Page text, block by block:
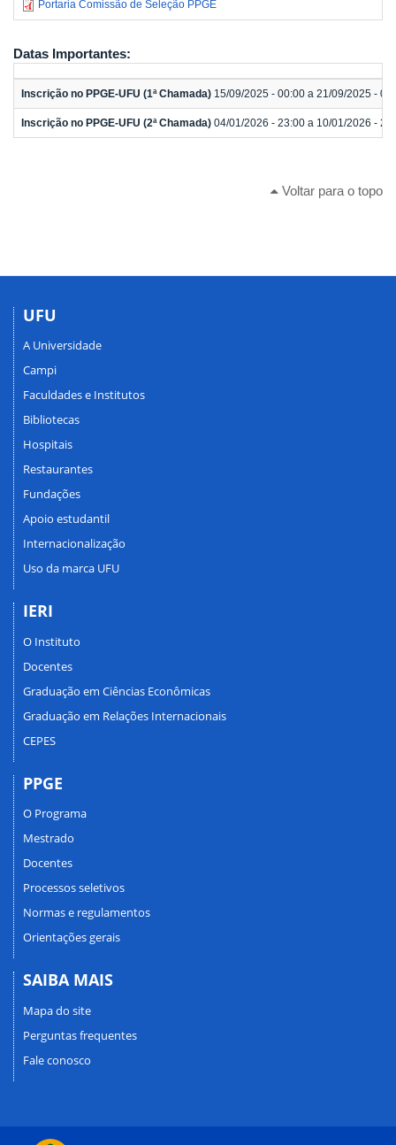
Portaria Comissão de Seleção PPGE
Datas Importantes:
Inscrição no PPGE-UFU (1ª Chamada) 15/09/2025 - 00:00 a 21/09/2025 -
Inscrição no PPGE-UFU (2ª Chamada) 04/01/2026 - 23:00 a 10/01/2026 -
Voltar para o topo
UFU
A Universidade
Campi
Faculdades e Institutos
Bibliotecas
Hospitais
Restaurantes
Fundações
Apoio estudantil
Internacionalização
Uso da marca UFU
IERI
O Instituto
Docentes
Graduação em Ciências Econômicas
Graduação em Relações Internacionais
CEPES
PPGE
O Programa
Mestrado
Docentes
Processos seletivos
Normas e regulamentos
Orientações gerais
SAIBA MAIS
Mapa do site
Perguntas frequentes
Fale conosco